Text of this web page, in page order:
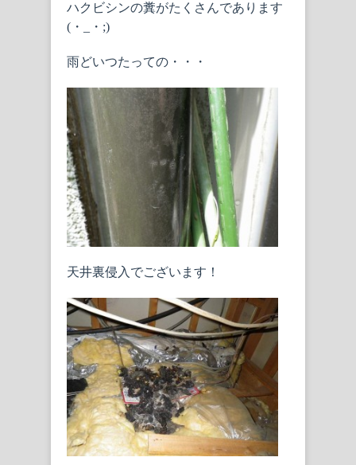
ハクビシンの糞がたくさんであります
(・_・;)
雨どいつたっての・・・
天井裏侵入でございます！